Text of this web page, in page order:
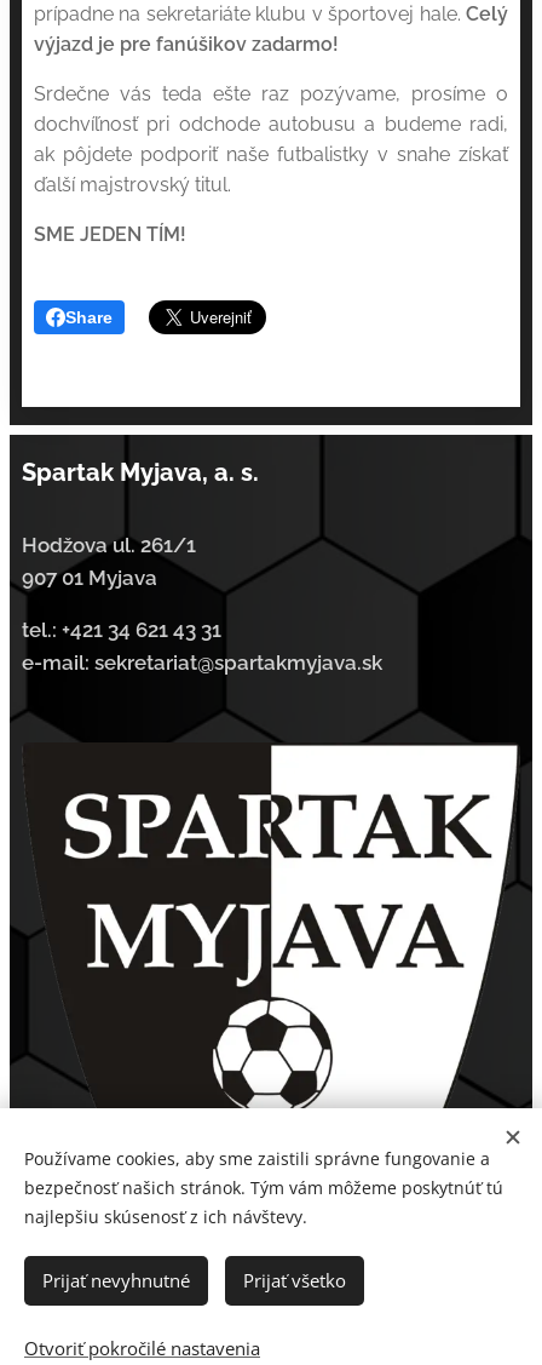
prípadne na sekretariáte klubu v športovej hale. Celý
výjazd je pre fanúšikov zadarmo!
Srdečne vás teda ešte raz pozývame, prosíme o
dochvíľnosť pri odchode autobusu a budeme radi,
ak pôjdete podporiť naše futbalistky v snahe získať
ďalší majstrovský titul.
SME JEDEN TÍM!
Share
Spartak Myjava, a. s.
Hodžova ul. 261/1
907 01 Myjava
tel.: +421 34 621 43 31
e-mail: sekretariat@spartakmyjava.sk
Spartak Myjava, a. s. 2026
Používame cookies, aby sme zaistili správne fungovanie a
bezpečnosť našich stránok. Tým vám môžeme poskytnúť tú
najlepšiu skúsenosť z ich návštevy.
Prijať nevyhnutné Prijať všetko
Otvoriť pokročilé nastavenia